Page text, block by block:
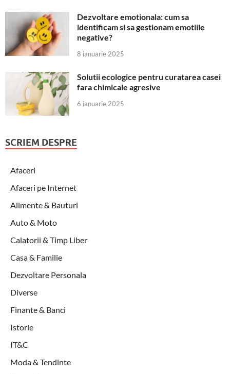
Dezvoltare emotionala: cum sa
identificam si sa gestionam emotiile
negative?
8 ianuarie 2025
Solutii ecologice pentru curatarea casei
fara chimicale agresive
6 ianuarie 2025
SCRIEM DESPRE
Afaceri
Afaceri pe Internet
Alimente & Bauturi
Auto & Moto
Calatorii & Timp Liber
Casa & Familie
Dezvoltare Personala
Diverse
Finante & Banci
Istorie
IT&C
Moda & Tendinte